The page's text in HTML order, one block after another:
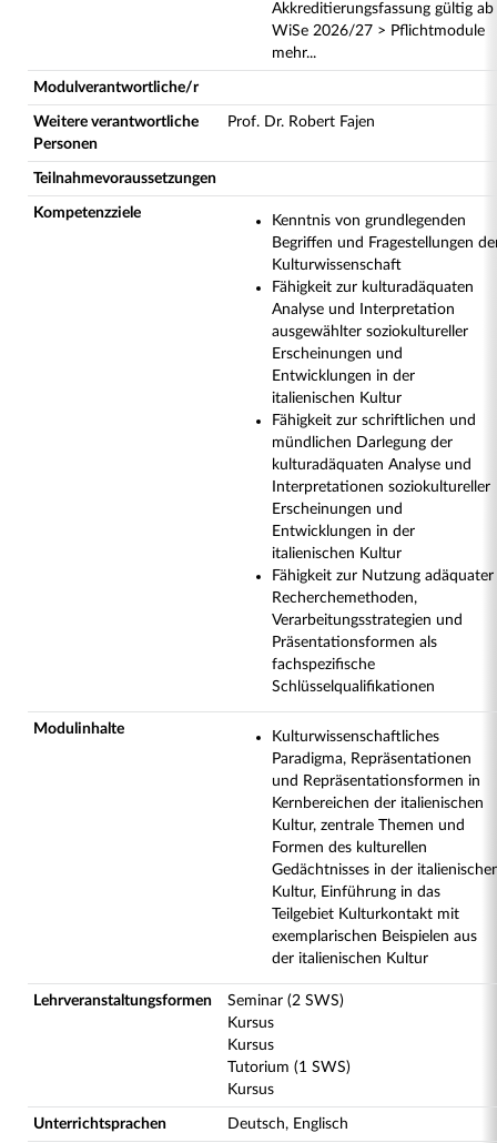
Akkreditierungsfassung gültig ab
WiSe 2026/27 > Pflichtmodule
mehr...
Modulverantwortliche/r
Weitere verantwortliche
Personen
Prof. Dr. Robert Fajen
Teilnahmevoraussetzungen
Kompetenzziele
Kenntnis von grundlegenden
Begriffen und Fragestellungen
Kulturwissenschaft
Fähigkeit zur kulturadäquaten
Analyse und Interpretation
ausgewählter soziokultureller
Erscheinungen und
Entwicklungen in der
italienischen Kultur
Fähigkeit zur schriftlichen und
mündlichen Darlegung der
kulturadäquaten Analyse und
Interpretationen soziokultureller
Erscheinungen und
Entwicklungen in der
italienischen Kultur
Fähigkeit zur Nutzung adäquater
Recherchemethoden,
Verarbeitungsstrategien und
Präsentationsformen als
fachspezifische
Schlüsselqualifikationen
Modulinhalte
Kulturwissenschaftliches
Paradigma, Repräsentationen
und Repräsentationsformen in
Kernbereichen der italienischen
Kultur, zentrale Themen und
Formen des kulturellen
Gedächtnisses in der
Kultur, Einführung in das
Teilgebiet Kulturkontakt mit
exemplarischen Beispielen aus
der italienischen Kultur
Lehrveranstaltungsformen
Seminar (2 SWS)
Kursus
Kursus
Tutorium (1 SWS)
Kursus
Unterrichtsprachen Deutsch, Englisch